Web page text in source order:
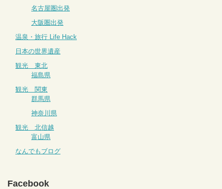
名古屋圏出発
大阪圏出発
温泉・旅行 Life Hack
日本の世界遺産
観光 東北
福島県
観光 関東
群馬県
神奈川県
観光 北信越
富山県
なんでもブログ
Facebook